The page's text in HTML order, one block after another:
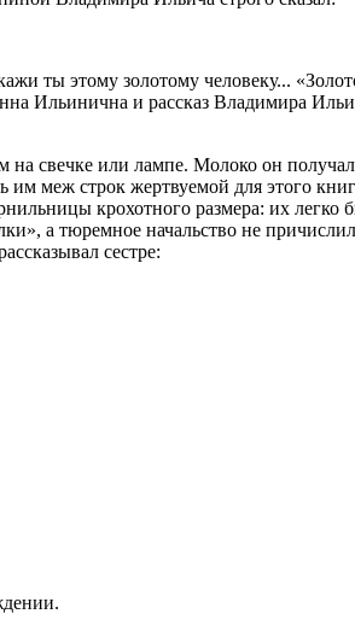
ты этому золотому человеку...
Ильинична и рассказ Владимира
свечке или лампе. Молоко он
меж строк жертвуемой для этого
крохотного размера: их
а тюремное начальство не
сестре: